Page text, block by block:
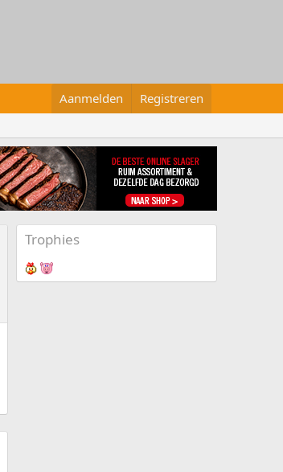
Aanmelden Registreren
Trophies